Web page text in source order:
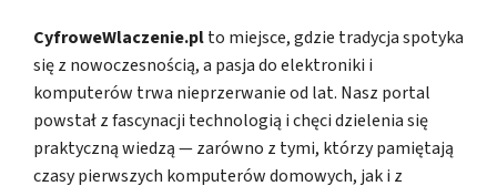
CyfroweWlaczenie.plto miejsce, gdzie tradycja spotyka
się z nowoczesnością, a pasja do elektroniki i
komputerów trwa nieprzerwanie od lat. Nasz portal
powstał z fascynacji technologią i chęci dzielenia się
praktyczną wiedzą — zarówno z tymi, którzy pamiętają
czasy pierwszych komputerów domowych, jak i z